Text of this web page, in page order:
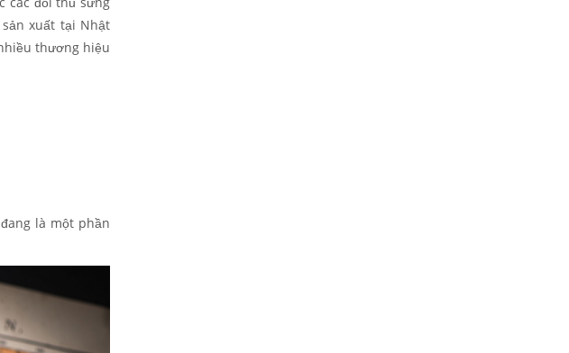
xuất tại Nhật
thương hiệu
là một phần